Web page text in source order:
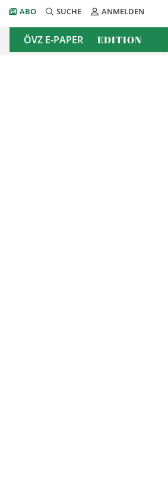
ABO SUCHE ANMELDEN
ÖVZ E-PAPER EDITION